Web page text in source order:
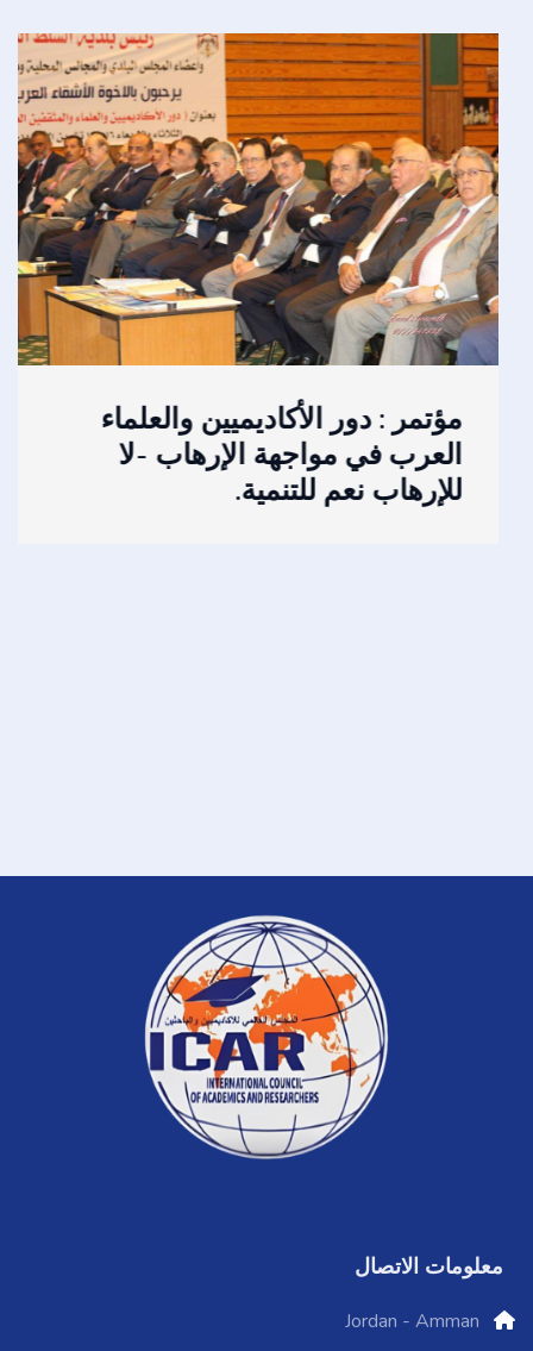
مؤتمر : دور الأكاديميين والعلماء
العرب في مواجهة الإرهاب -لا
للإرهاب نعم للتنمية.
معلومات الاتصال
Jordan - Amman